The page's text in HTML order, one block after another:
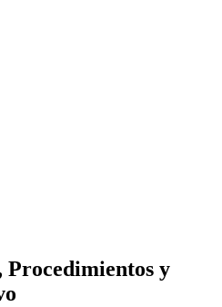
Procedimientos y